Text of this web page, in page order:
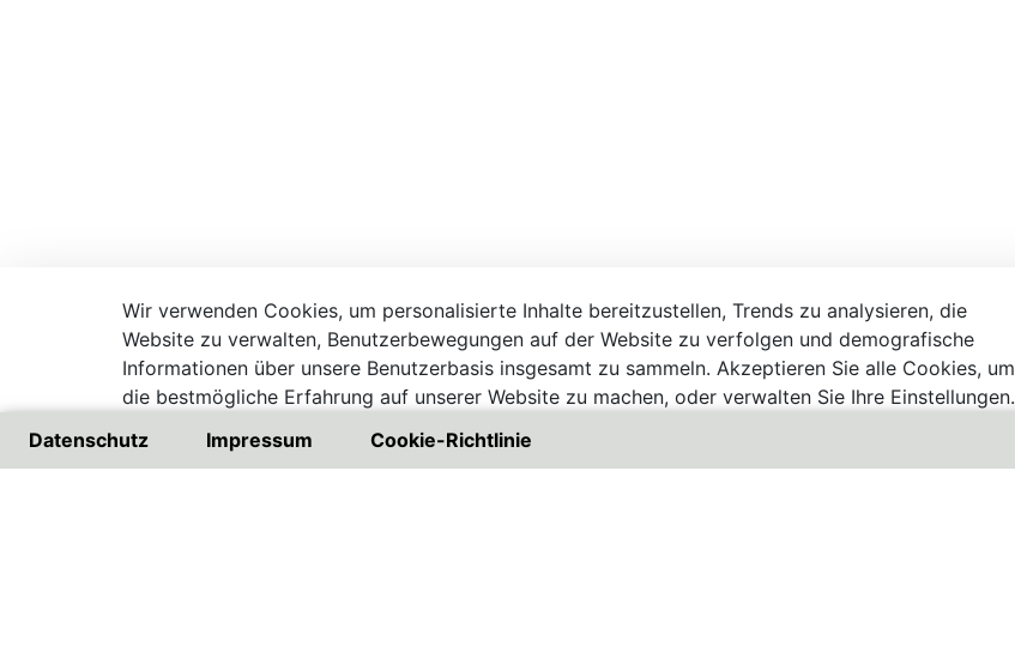
Datenschutz Impressum Cookie-Richtlinie
Wir verwenden Cookies, um personalisierte Inhalte bereitzustellen, Trends zu analysieren, die
Website zu verwalten, Benutzerbewegungen auf der Website zu verfolgen und demografische
Informationen über unsere Benutzerbasis insgesamt zu sammeln. Akzeptieren Sie alle Cookies, um
die bestmögliche Erfahrung auf unserer Website zu machen, oder verwalten Sie Ihre Einstellungen.
Besuchen Sie unsere Datenschutzrichtlinie